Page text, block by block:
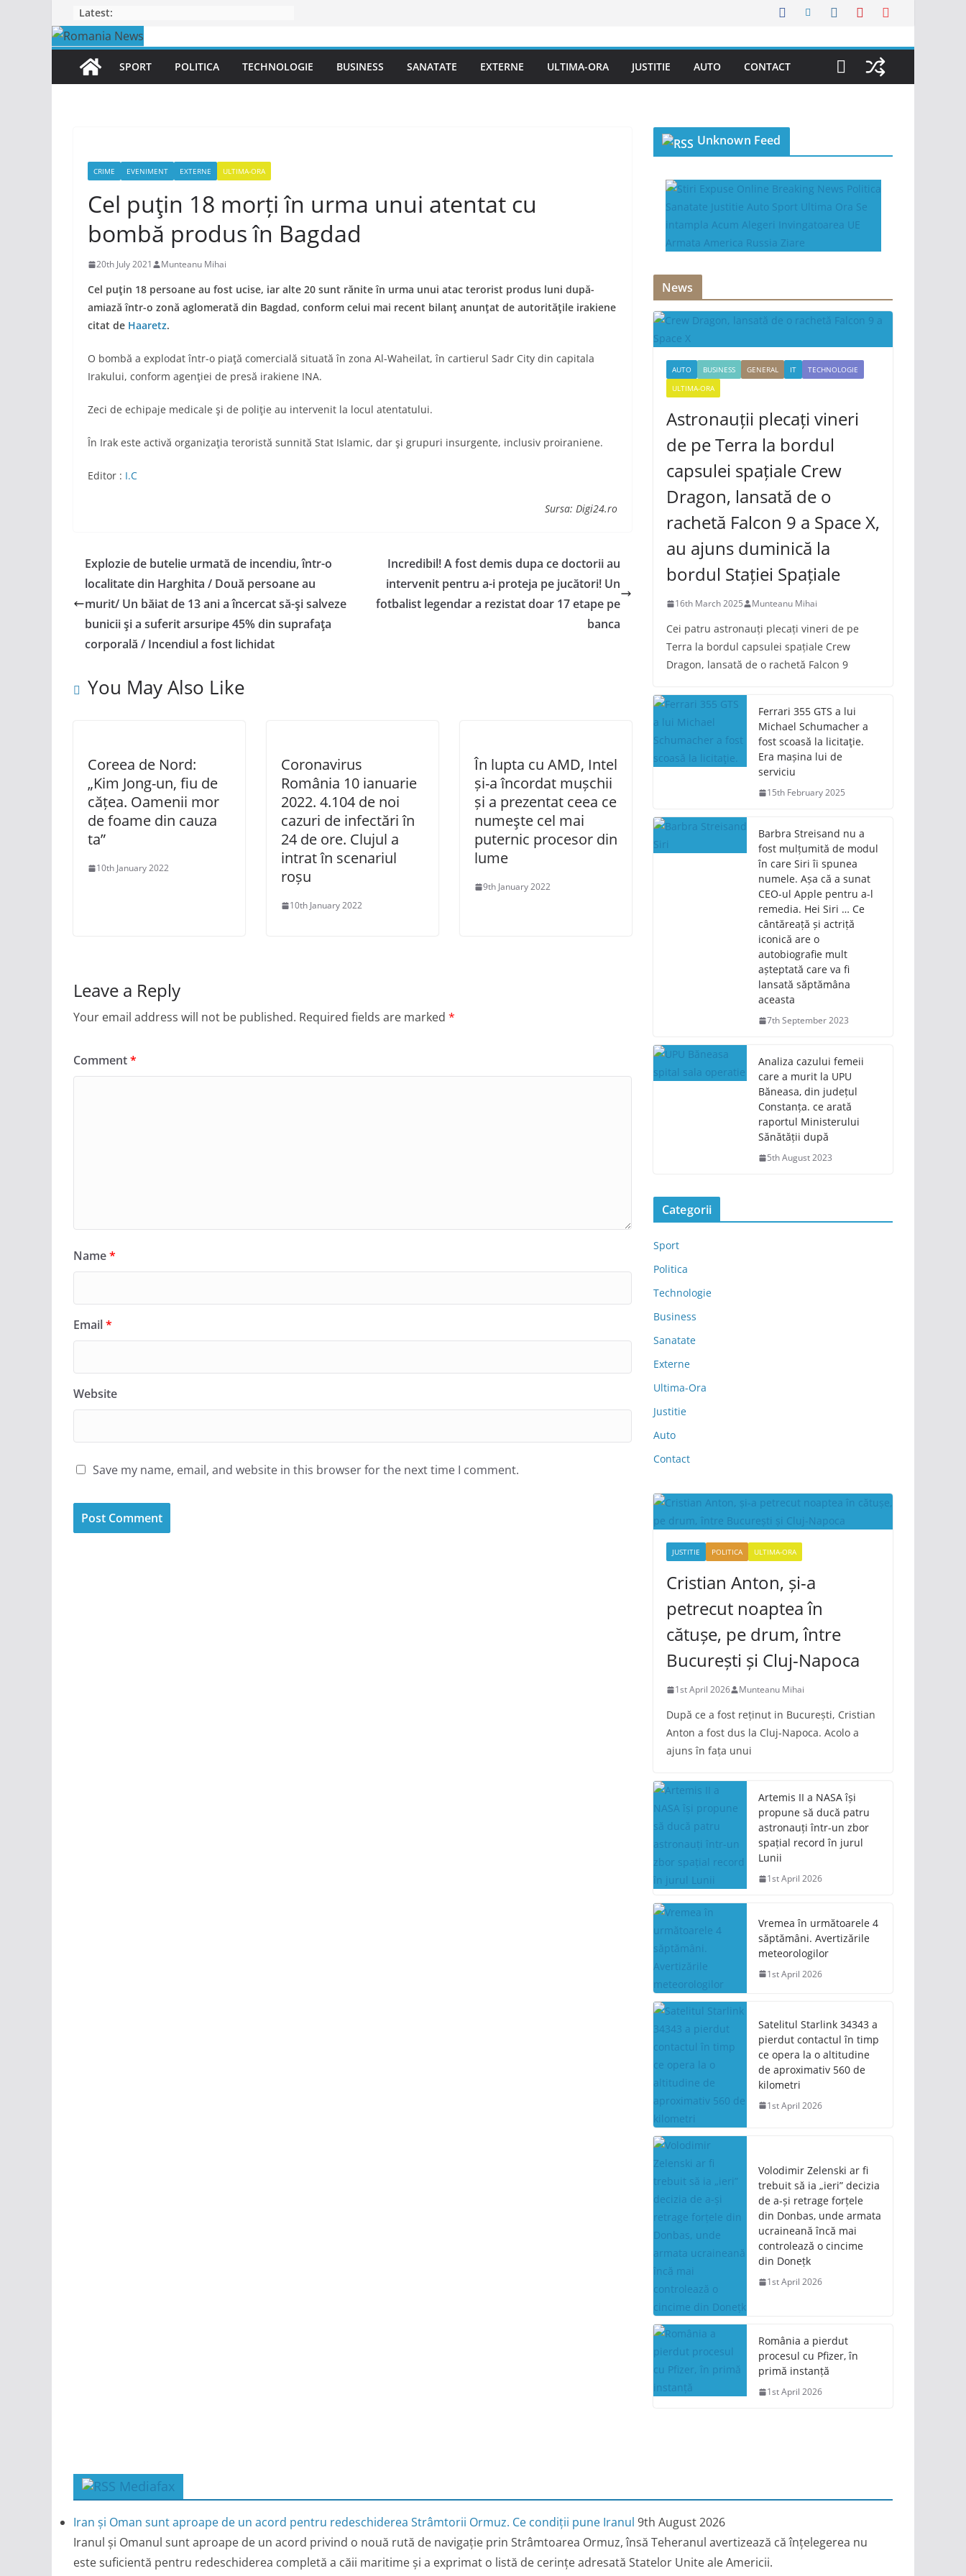
to
content
Latest:
SPORT POLITICA TECHNOLOGIE BUSINESS SANATATE EXTERNE ULTIMA-ORA JUSTITIE AUTO CONTACT
CRIME EVENIMENT EXTERNE ULTIMA-ORA
Cel puţin 18 morți în urma unui atentat cu
bombă produs în Bagdad
20th July 2021 Munteanu Mihai
Cel puţin 18 persoane au fost ucise, iar alte 20 sunt rănite în urma unui atac terorist produs luni după-
amiază într-o zonă aglomerată din Bagdad, conform celui mai recent bilanţ anunţat de autorităţile irakiene
citat de Haaretz.
O bombă a explodat într-o piaţă comercială situată în zona Al-Waheilat, în cartierul Sadr City din capitala
Irakului, conform agenţiei de presă irakiene INA.
Zeci de echipaje medicale şi de poliţie au intervenit la locul atentatului.
În Irak este activă organizaţia teroristă sunnită Stat Islamic, dar şi grupuri insurgente, inclusiv proiraniene.
Editor : I.C
Sursa: Digi24.ro
Explozie de butelie urmată de incendiu, într-o
localitate din Harghita / Două persoane au
murit/ Un băiat de 13 ani a încercat să-şi salveze
bunicii şi a suferit arsuripe 45% din suprafaţa
corporală / Incendiul a fost lichidat
Incredibil! A fost demis dupa ce doctorii au
intervenit pentru a-i proteja pe jucători! Un
fotbalist legendar a rezistat doar 17 etape pe
banca
You May Also Like
Coreea de Nord:
„Kim Jong-un, fiu de
cățea. Oamenii mor
de foame din cauza
ta”
10th January 2022
Coronavirus
România 10 ianuarie
2022. 4.104 de noi
cazuri de infectări în
24 de ore. Clujul a
intrat în scenariul
roșu
10th January 2022
În lupta cu AMD, Intel
și-a încordat mușchii
și a prezentat ceea ce
numeşte cel mai
puternic procesor din
lume
9th January 2022
Leave a Reply
Your email address will not be published. Required fields are marked *
Comment*
Name*
Email*
Website
Save my name, email, and website in this browser for the next time I comment.
Unknown Feed
News
AUTO BUSINESS GENERAL IT
TECHNOLOGIE
ULTIMA-ORA
Astronauții plecați vineri
de pe Terra la bordul
capsulei spațiale Crew
Dragon, lansată de o
rachetă Falcon 9 a Space X,
au ajuns duminică la
bordul Stației Spațiale
16th March 2025 Munteanu Mihai
Cei patru astronauți plecați vineri de pe
Terra la bordul capsulei spațiale Crew
Dragon, lansată de o rachetă Falcon 9
Ferrari 355 GTS a lui
Michael Schumacher a
fost scoasă la licitaţie.
Era mașina lui de
serviciu
15th February 2025
Barbra Streisand nu a
fost mulțumită de modul
în care Siri îi spunea
numele. Așa că a sunat
CEO-ul Apple pentru a-l
remedia. Hei Siri … Ce
cântăreață și actriță
iconică are o
autobiografie mult
așteptată care va fi
lansată săptămâna
aceasta
7th September 2023
Analiza cazului femeii
care a murit la UPU
Băneasa, din județul
Constanța. ce arată
raportul Ministerului
Sănătății după
5th August 2023
Categorii
Sport
Politica
Technologie
Business
Sanatate
Externe
Ultima-Ora
Justitie
Auto
Contact
JUSTITIE POLITICA ULTIMA-ORA
Cristian Anton, și-a
petrecut noaptea în
cătușe, pe drum, între
București și Cluj-Napoca
1st April 2026 Munteanu Mihai
După ce a fost reținut in București, Cristian
Anton a fost dus la Cluj-Napoca. Acolo a
ajuns în fața unui
Artemis II a NASA își
propune să ducă patru
astronauți într-un zbor
spațial record în jurul
Lunii
1st April 2026
Vremea în următoarele 4
săptămâni. Avertizările
meteorologilor
1st April 2026
Satelitul Starlink 34343 a
pierdut contactul în timp
ce opera la o altitudine
de aproximativ 560 de
kilometri
1st April 2026
Volodimir Zelenski ar fi
trebuit să ia „ieri” decizia
de a-și retrage forțele
din Donbas, unde armata
ucraineană încă mai
controlează o cincime
din Donețk
1st April 2026
România a pierdut
procesul cu Pfizer, în
primă instanță
1st April 2026
Mediafax
Iran și Oman sunt aproape de un acord pentru redeschiderea Strâmtorii Ormuz. Ce condiții pune Iranul 9th August 2026
Iranul și Omanul sunt aproape de un acord privind o nouă rută de navigație prin Strâmtoarea Ormuz, însă Teheranul avertizează că înțelegerea nu
este suficientă pentru redeschiderea completă a căii maritime și a exprimat o listă de cerințe adresată Statelor Unite ale Americii.